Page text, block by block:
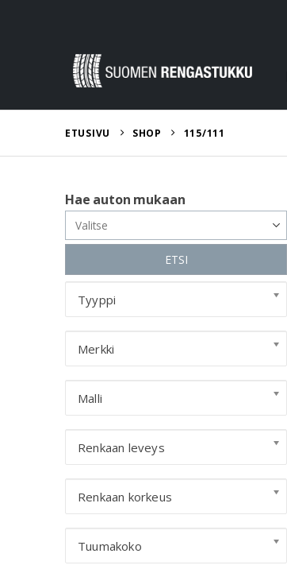
ETUSIVU SHOP 115/111
Hae auton mukaan
ETSI
Tyyppi
Merkki
Malli
Renkaan leveys
Renkaan korkeus
Tuumakoko